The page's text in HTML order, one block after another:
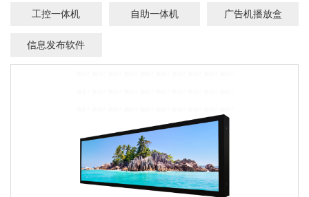
工控一体机 自助一体机 广告机播放盒
信息发布软件